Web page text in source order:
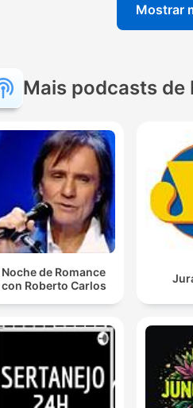
Mostrar
Mais podcasts de
Noche de Romance
con Roberto Carlos